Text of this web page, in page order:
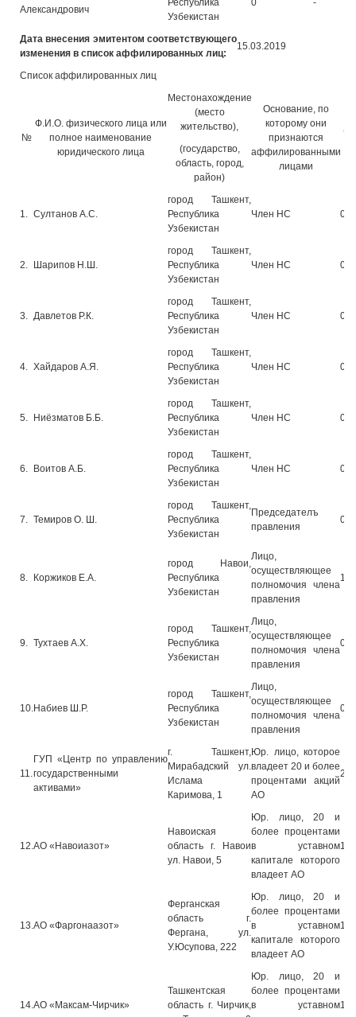
Александрович
Республика
Узбекистан
0 -
Дата внесения эмитентом соответствующего
изменения в список аффилированных лиц:
15.03.2019
Список аффилированных лиц
№
Ф.И.О. физического лица или
полное наименование
юридического лица
Местонахождение
(место
жительство),
(государство,
область, город,
район)
Основание, по
которому они
признаются
аффилированными
лицами
1. Султанов А.С.
город Ташкент,
Республика
Узбекистан
Член НС
2. Шарипов Н.Ш.
город Ташкент,
Республика
Узбекистан
Член НС
3. Давлетов Р.К.
город Ташкент,
Республика
Узбекистан
Член НС
4. Хайдаров А.Я.
город Ташкент,
Республика
Узбекистан
Член НС
5. Ниёзматов Б.Б.
город Ташкент,
Республика
Узбекистан
Член НС
6. Воитов А.Б.
город Ташкент,
Республика
Узбекистан
Член НС
7. Темиров О. Ш.
город Ташкент,
Республика
Узбекистан
Председателъ
правления
8. Коржиков Е.А.
город Навои,
Республика
Узбекистан
Лицо,
осуществляющее
полномочия члена
правления
9. Тухтаев А.Х.
город Ташкент,
Республика
Узбекистан
Лицо,
осуществляющее
полномочия члена
правления
10.Набиев Ш.Р.
город Ташкент,
Республика
Узбекистан
Лицо,
осуществляющее
полномочия члена
правления
11.
ГУП «Центр по управлению
государственными
активами»
г. Ташкент,
Мирабадский ул.
Ислама
Каримова, 1
Юр. лицо, которое
владеет 20 и более
процентами акций
АО
12.АО «Навоиазот»
Навоиская
область г. Навои
ул. Навои, 5
Юр. лицо, 20 и
более процентами
в уставном
капитале которого
владеет АО
13.АО «Фаргонаазот»
Ферганская
область г.
Фергана, ул.
У.Юсупова, 222
Юр. лицо, 20 и
более процентами
в уставном
капитале которого
владеет АО
14.АО «Максам-Чирчик»
Ташкентская
область г. Чирчик,
Юр. лицо, 20 и
более процентами
в уставном